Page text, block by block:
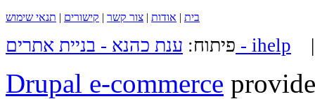
בית | אודות | צור קשר | קישורים | תנאי שימוש
פיתוח: ענת כהנא - בניית אתרים - ihelp
Drupal e-commerce